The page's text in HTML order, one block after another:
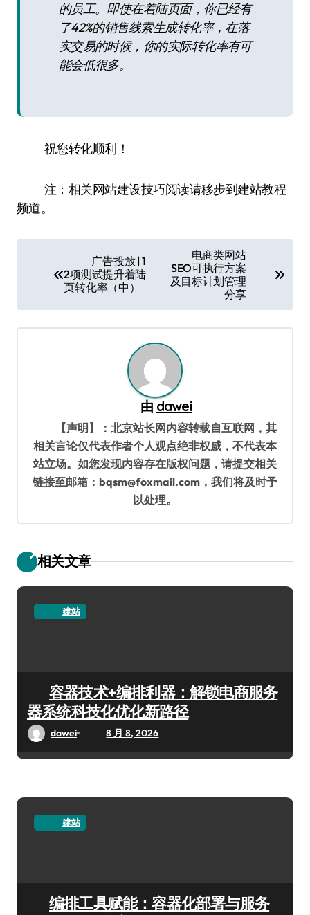
的员工。即使在着陆页面，你已经有
了42%的销售线索生成转化率，在落
实交易的时候，你的实际转化率有可
能会低很多。
祝您转化顺利！
注：相关网站建设技巧阅读请移步到建站教程
频道。
广告投放 | 1
2项测试提升着陆
页转化率（中）
电商类网站
SEO可执行方案
及目标计划管理
分享
由 dawei
【声明】：北京站长网内容转载自互联网，其
相关言论仅代表作者个人观点绝非权威，不代表本
站立场。如您发现内容存在版权问题，请提交相关
链接至邮箱：bqsm@foxmail.com，我们将及时予
以处理。
相关文章
建站
容器技术+编排利器：解锁电商服务
器系统科技化优化新路径
dawei 8 月 8, 2026
建站
编排工具赋能：容器化部署与服务